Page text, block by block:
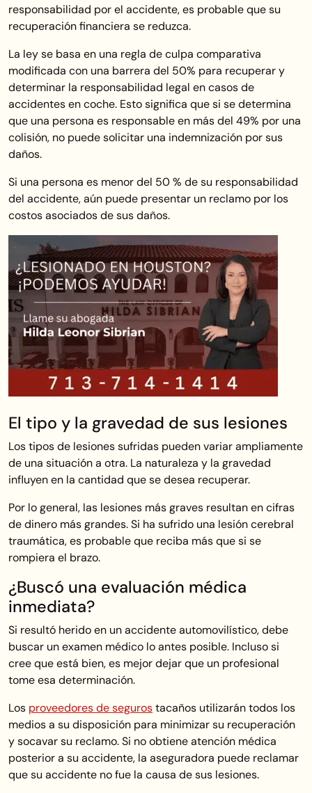
responsabilidad por el accidente, es probable que su
recuperación financiera se reduzca.
La ley se basa en una regla de culpa comparativa
modificada con una barrera del 50% para recuperar y
determinar la responsabilidad legal en casos de
accidentes en coche. Esto significa que si se determina
que una persona es responsable en más del 49% por una
colisión, no puede solicitar una indemnización por sus
daños.
Si una persona es menor del 50 % de su responsabilidad
del accidente, aún puede presentar un reclamo por los
costos asociados de sus daños.
El tipo y la gravedad de sus lesiones
Los tipos de lesiones sufridas pueden variar ampliamente
de una situación a otra. La naturaleza y la gravedad
influyen en la cantidad que se desea recuperar.
Por lo general, las lesiones más graves resultan en cifras
de dinero más grandes. Si ha sufrido una lesión cerebral
traumática, es probable que reciba más que si se
rompiera el brazo.
¿Buscó una evaluación médica
inmediata?
Si resultó herido en un accidente automovilístico, debe
buscar un examen médico lo antes posible. Incluso si
cree que está bien, es mejor dejar que un profesional
tome esa determinación.
Los proveedores de segurostacaños utilizarán todos los
medios a su disposición para minimizar su recuperación
y socavar su reclamo. Si no obtiene atención médica
posterior a su accidente, la aseguradora puede reclamar
que su accidente no fue la causa de sus lesiones.